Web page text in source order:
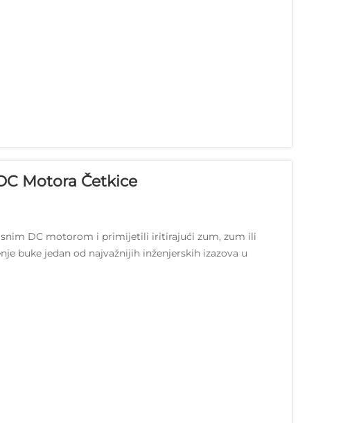
Motora Četkice
DC motorom i primijetili iritirajući zum, zum ili
buke jedan od najvažnijih inženjerskih izazova u